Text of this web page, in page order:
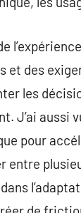
des
les
J’ai
pour
entre